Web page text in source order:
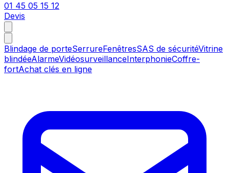
01 45 05 15 12
Devis
Blindage de porteSerrureFenêtresSAS de sécuritéVitrine
blindéeAlarmeVidéosurveillanceInterphonieCoffre-
fortAchat clés en ligne